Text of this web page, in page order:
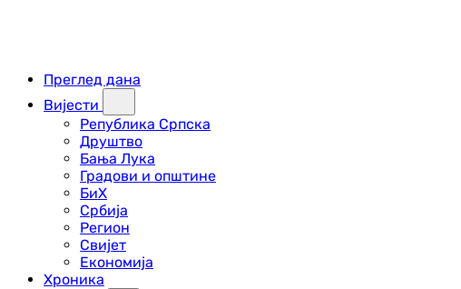
Преглед дана
Вијести
Република Српска
Друштво
Бања Лука
Градови и општине
БиХ
Србија
Регион
Свијет
Економија
Хроника